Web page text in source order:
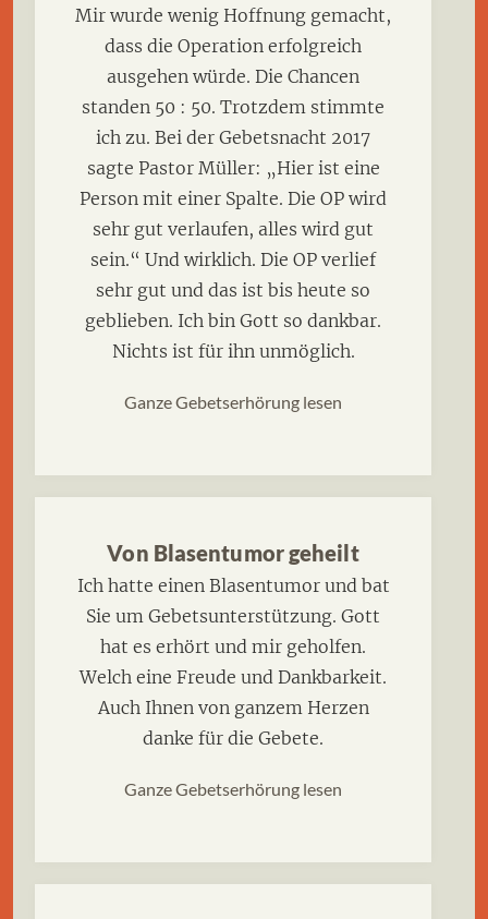
Mir wurde wenig Hoffnung gemacht,
dass die Operation erfolgreich
ausgehen würde. Die Chancen
standen 50 : 50. Trotzdem stimmte
ich zu. Bei der Gebetsnacht 2017
sagte Pastor Müller: „Hier ist eine
Person mit einer Spalte. Die OP wird
sehr gut verlaufen, alles wird gut
sein.“ Und wirklich. Die OP verlief
sehr gut und das ist bis heute so
geblieben. Ich bin Gott so dankbar.
Nichts ist für ihn unmöglich.
Ganze Gebetserhörung lesen
Von Blasentumor geheilt
Ich hatte einen Blasentumor und bat
Sie um Gebetsunterstützung. Gott
hat es erhört und mir geholfen.
Welch eine Freude und Dankbarkeit.
Auch Ihnen von ganzem Herzen
danke für die Gebete.
Ganze Gebetserhörung lesen